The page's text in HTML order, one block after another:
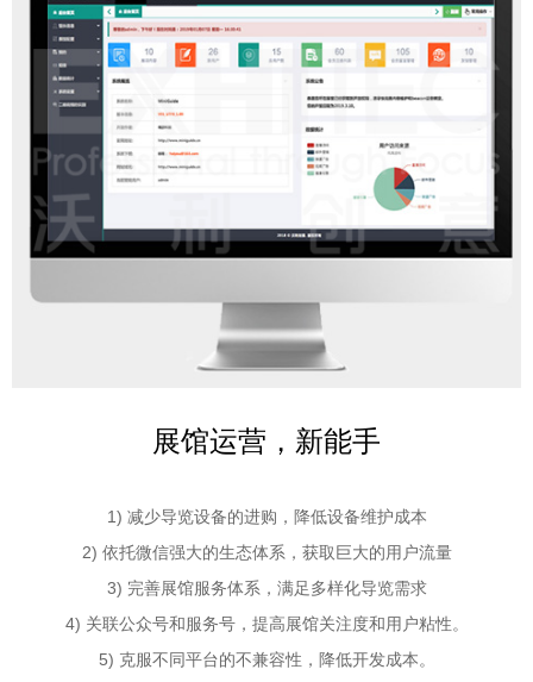
展馆运营，新能手
1) 减少导览设备的进购，降低设备维护成本
2) 依托微信强大的生态体系，获取巨大的用户流量
3) 完善展馆服务体系，满足多样化导览需求
4) 关联公众号和服务号，提高展馆关注度和用户粘性。
5) 克服不同平台的不兼容性，降低开发成本。